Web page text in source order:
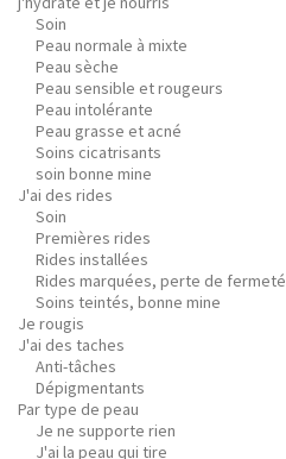
Soin
Peau normale à mixte
Peau sèche
Peau sensible et rougeurs
Peau intolérante
Peau grasse et acné
Soins cicatrisants
soin bonne mine
J'ai des rides
Soin
Premières rides
Rides installées
Rides marquées, perte de fermeté
Soins teintés, bonne mine
Je rougis
J'ai des taches
Anti-tâches
Dépigmentants
Par type de peau
Je ne supporte rien
J'ai la peau qui tire